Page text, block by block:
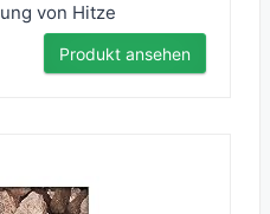
von Hitze
Produkt ansehen